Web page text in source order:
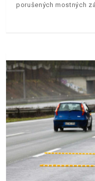
porušených mostných